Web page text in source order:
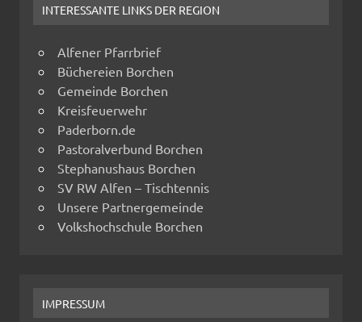
INTERESSANTE LINKS DER REGION
Alfener Pfarrbrief
Büchereien Borchen
Gemeinde Borchen
Kreisfeuerwehr
Paderborn.de
Pastoralverbund Borchen
Stephanushaus Borchen
SV RW Alfen – Tischtennis
Unsere Partnergemeinde
Volkshochschule Borchen
IMPRESSUM